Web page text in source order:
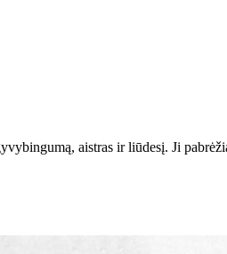
aistras ir liūdesį. Ji